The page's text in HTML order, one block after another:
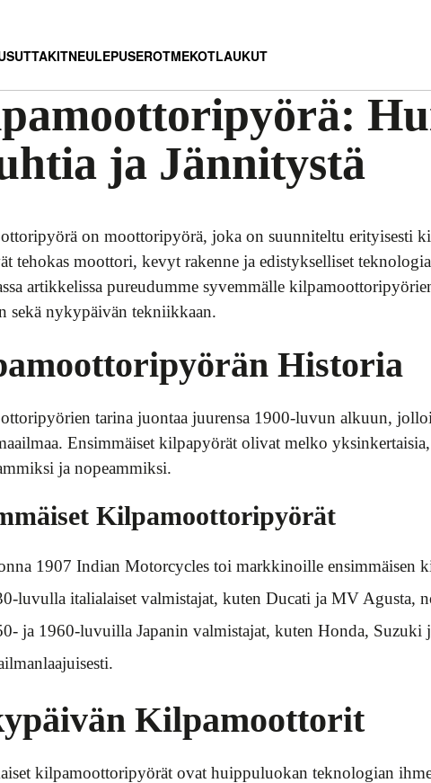
TAKITNEULEPUSEROTMEKOTLAUKUT
ja Jännitystä
on moottoripyörä, joka on suunniteltu erityisesti
tehokas moottori, kevyt rakenne ja edistykselliset
artikkelissa pureudumme syvemmälle
sekä nykypäivän tekniikkaan.
Historia
tarina juontaa juurensa 1900-luvun alkuun,
Ensimmäiset kilpapyörät olivat melko
ja nopeammiksi.
Kilpamoottoripyörät
1907 Indian Motorcycles toi markkinoille ensimmäisen
luvulla italialaiset valmistajat, kuten Ducati ja MV Agusta,
ja 1960-luvuilla Japanin valmistajat, kuten Honda, Suzuki
Kilpamoottorit
kilpamoottoripyörät ovat huippuluokan teknologian